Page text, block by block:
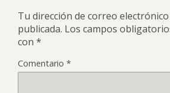
Tu dirección de correo
publicada. Los campos
con *
Comentario *